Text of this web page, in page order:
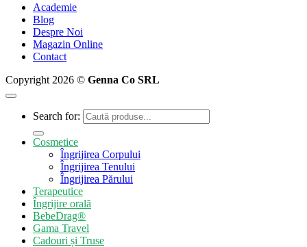
Academie
Blog
Despre Noi
Magazin Online
Contact
Copyright 2026 © Genna Co SRL
Search for:
Cosmetice
Îngrijirea Corpului
Îngrijirea Tenului
Îngrijirea Părului
Terapeutice
Îngrijire orală
BebeDrag®
Gama Travel
Cadouri și Truse